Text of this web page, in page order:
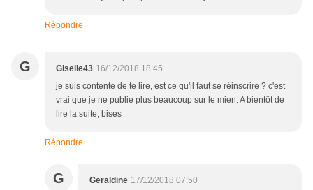
Répondre
G Giselle43 16/12/2018 18:45
je suis contente de te lire, est ce qu'il faut se réinscrire ? c'est
vrai que je ne publie plus beaucoup sur le mien. A bientôt de
lire la suite, bises
Répondre
G Geraldine 17/12/2018 07:50